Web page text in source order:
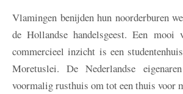
Vlamingen benijden hun noorderburen
de Hollandse handelsgeest. Een mooi
commercieel inzicht is een
Moretuslei. De Nederlandse
voormalig rusthuis om tot een thuis voor